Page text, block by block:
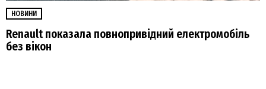
НОВИНИ
Renault показала повнопривідний електромобіль
без вікон